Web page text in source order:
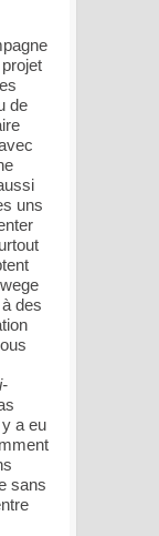
de
uns
des
a eu
sans